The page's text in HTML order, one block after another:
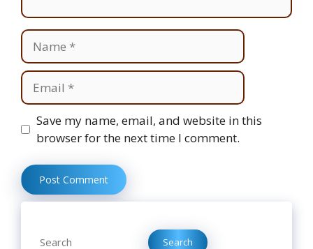
Name
Email
Website
Save my name, email, and website in this
browser for the next time I comment.
Search Search